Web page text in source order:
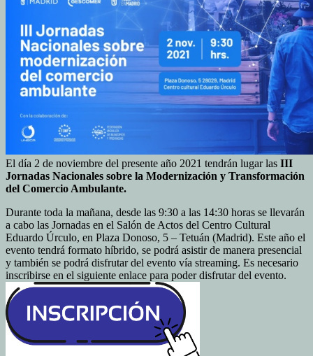
El día 2 de noviembre del presente año 2021 tendrán lugar las III
Jornadas Nacionales sobre la Modernización y Transformación
del Comercio Ambulante.
Durante toda la mañana, desde las 9:30 a las 14:30 horas se llevarán
a cabo las Jornadas en el Salón de Actos del Centro Cultural
Eduardo Úrculo, en Plaza Donoso, 5 – Tetuán (Madrid). Este año el
evento tendrá formato híbrido, se podrá asistir de manera presencial
y también se podrá disfrutar del evento vía streaming. Es necesario
inscribirse en el siguiente enlace para poder disfrutar del evento.